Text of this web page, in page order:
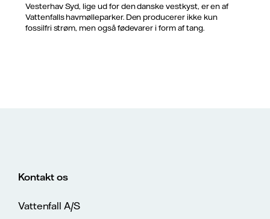
Vesterhav Syd, lige ud for den danske vestkyst, er en af
Vattenfalls havmølleparker. Den producerer ikke kun
fossilfri strøm, men også fødevarer i form af tang.
Kontakt os
Vattenfall A/S